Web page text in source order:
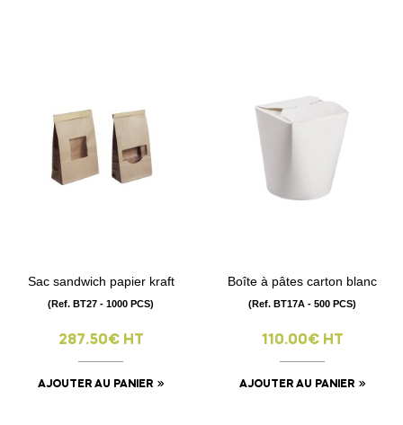
Sac sandwich papier kraft
(Ref. BT27 - 1000 PCS)
287.50€ HT
AJOUTER AU PANIER
Boîte à pâtes carton blanc
(Ref. BT17A - 500 PCS)
110.00€ HT
AJOUTER AU PANIER